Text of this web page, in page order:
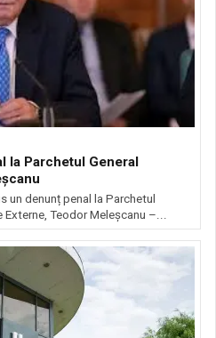
la Parchetul General
un denunț penal la Parchetul
Teodor Meleșcanu –...